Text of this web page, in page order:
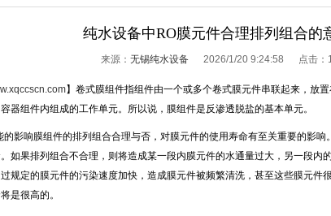
纯水设备中RO膜元件合理排列组合的
来源： 无锡纯水设备 2026/1/20 9:24:58 点击：
】卷式膜组件指组件由一个或多个卷式膜元件串联起来，放
器组件内组成的工作单元。所以说，膜组件是反渗透脱盐的基本单元。
的影响膜组件的排列组合合理与否，对膜元件的使用寿命有至关重要的影
如果排列组合不合理，则将造成某一段内膜元件的水通量过大，另一段内
规定的膜元件的污染速度加快，造成膜元件被频繁清洗，甚至这些膜元件
是很高的。